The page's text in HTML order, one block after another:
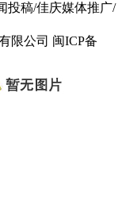
投稿/佳庆媒体推广/
限公司 闽ICP备